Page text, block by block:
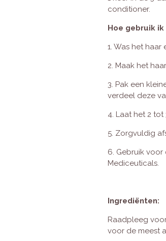
conditioner.
Hoe gebruik
1. Was het
2. Maak het
3. Pak een
verdeel deze
4. Laat het 2
5. Zorgvuldig
6. Gebruik
Mediceuticals.
Ingrediënten:
Raadpleeg
voor de meest